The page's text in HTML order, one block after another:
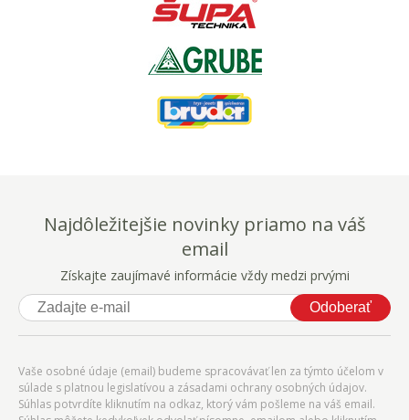
Najdôležitejšie novinky priamo na váš
email
Získajte zaujímavé informácie vždy medzi prvými
Odoberať
Vaše osobné údaje (email) budeme spracovávať len za týmto účelom v
súlade s platnou legislatívou a zásadami ochrany osobných údajov.
Súhlas potvrdíte kliknutím na odkaz, ktorý vám pošleme na váš email.